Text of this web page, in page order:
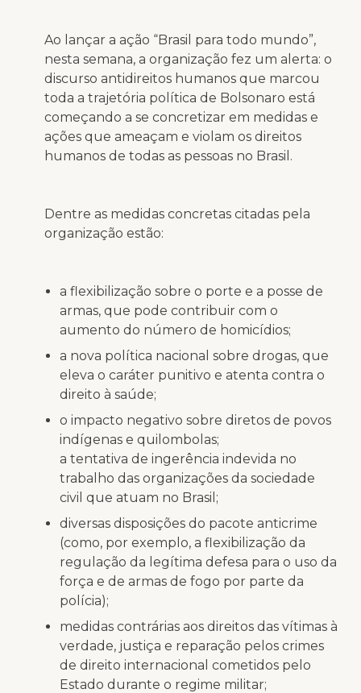
Ao lançar a ação “Brasil para todo mundo”,
nesta semana, a organização fez um alerta: o
discurso antidireitos humanos que marcou
toda a trajetória política de Bolsonaro está
começando a se concretizar em medidas e
ações que ameaçam e violam os direitos
humanos de todas as pessoas no Brasil.
Dentre as medidas concretas citadas pela
organização estão:
a flexibilização sobre o porte e a posse de
armas, que pode contribuir com o
aumento do número de homicídios;
a nova política nacional sobre drogas, que
eleva o caráter punitivo e atenta contra o
direito à saúde;
o impacto negativo sobre diretos de povos
indígenas e quilombolas;
a tentativa de ingerência indevida no
trabalho das organizações da sociedade
civil que atuam no Brasil;
diversas disposições do pacote anticrime
(como, por exemplo, a flexibilização da
regulação da legítima defesa para o uso da
força e de armas de fogo por parte da
polícia);
medidas contrárias aos direitos das vítimas à
verdade, justiça e reparação pelos crimes
de direito internacional cometidos pelo
Estado durante o regime militar;